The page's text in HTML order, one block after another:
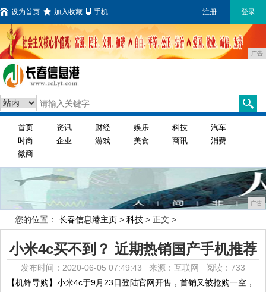
设为首页 加入收藏 手机 注册 登录
广告
首页 资讯 财经 娱乐 科技
汽车
时尚
企业 游戏 美食 商讯
消费
微商
广告
您的位置： 长春信息港主页 > 科技 > 正文 >
小米4c买不到？ 近期热销国产手机推荐
发布时间：2020-06-05 07:49:43 来源：互联网 阅读：733
【机锋导购】小米4c于9月23日登陆官网开售，首销又被抢购一空，